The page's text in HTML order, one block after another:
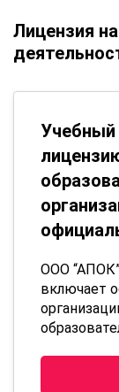
Лицензия
ООО
включает